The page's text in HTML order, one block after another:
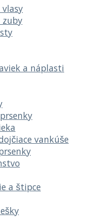
zuby
a náplasti
vankúše
a štipce